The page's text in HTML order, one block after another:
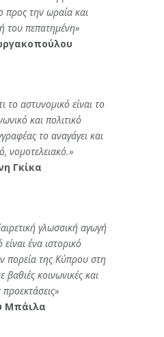
προς την ωραία και
του πεπατημένη»
το αστυνομικό είναι το
και πολιτικό
το αναγάγει και
νομοτελειακό.»
Γκίκα
γλωσσική αγωγή
ένα ιστορικό
πορεία της Κύπρου στη
κοινωνικές και
προεκτάσεις»
Μπάιλα